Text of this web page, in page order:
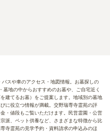
スや車のアクセス・地図情報。お墓探しの
地の中からおすすめのお墓や、ご自宅近く
建てるお墓）をご提案します。地域別の墓地
に役立つ情報が満載。交野瑞専寺霊苑の評
・値段もご覧いただけます。民営霊園・公営
派、ペット供養など、さまざまな特徴から比
寺霊苑の見学予約・資料請求の申込みのほ